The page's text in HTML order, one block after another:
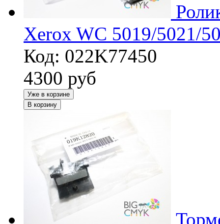
Xerox WC 5019/5021/
Код: 022K77450
4300 руб
Уже в корзине
В корзину